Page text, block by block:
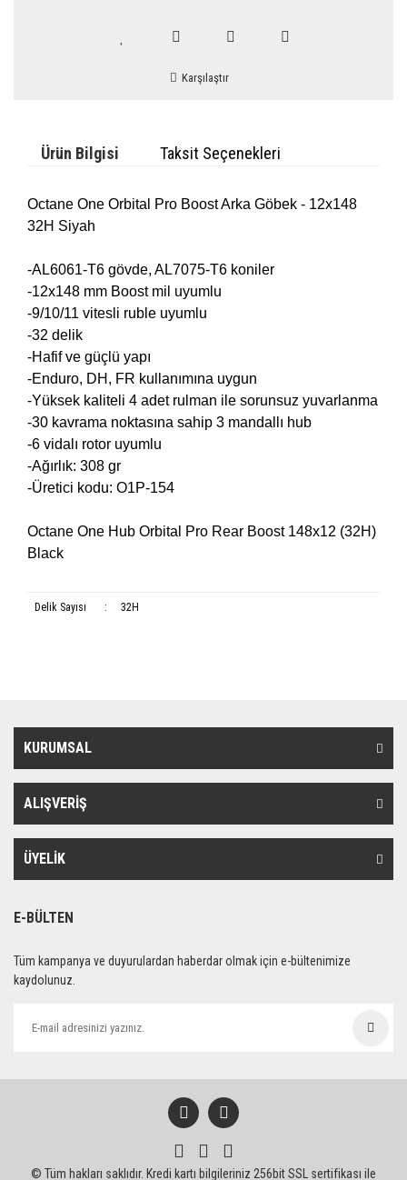
Karşılaştır
Ürün Bilgisi Taksit Seçenekleri
Octane One Orbital Pro Boost Arka Göbek - 12x148
32H Siyah
-AL6061-T6 gövde, AL7075-T6 koniler
-12x148 mm Boost mil uyumlu
-9/10/11 vitesli ruble uyumlu
-32 delik
-Hafif ve güçlü yapı
-Enduro, DH, FR kullanımına uygun
-Yüksek kaliteli 4 adet rulman ile sorunsuz yuvarlanma
-30 kavrama noktasına sahip 3 mandallı hub
-6 vidalı rotor uyumlu
-Ağırlık: 308 gr
-Üretici kodu: O1P-154
Octane One Hub Orbital Pro Rear Boost 148x12 (32H)
Black
Delik Sayısı : 32H
KURUMSAL
ALIŞVERİŞ
ÜYELİK
E-BÜLTEN
Tüm kampanya ve duyurulardan haberdar olmak için e-bültenimize
kaydolunuz.
© Tüm hakları saklıdır. Kredi kartı bilgileriniz 256bit SSL sertifikası ile